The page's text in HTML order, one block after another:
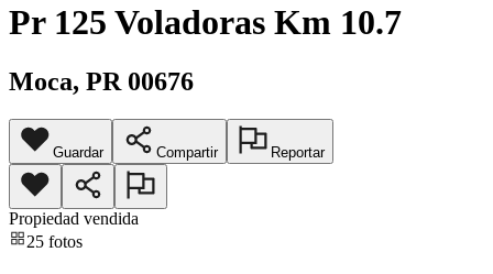
Pr 125 Voladoras Km 10.7
Moca, PR 00676
Guardar Compartir Reportar
Propiedad vendida
25 fotos